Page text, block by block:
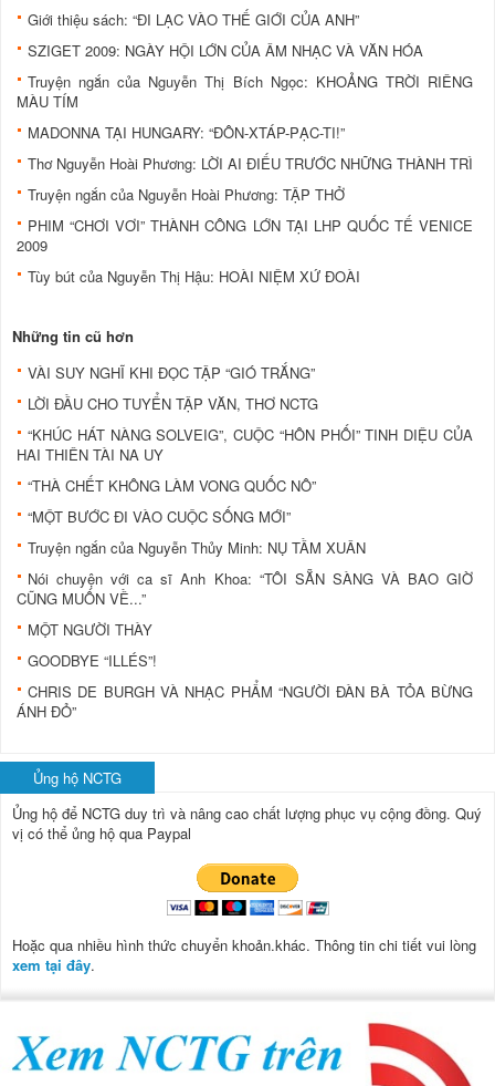
Giới thiệu sách: “ĐI LẠC VÀO THẾ GIỚI CỦA ANH”
SZIGET 2009: NGÀY HỘI LỚN CỦA ÂM NHẠC VÀ VĂN HÓA
Truyện ngắn của Nguyễn Thị Bích Ngọc: KHOẢNG TRỜI RIÊNG
MÀU TÍM
MADONNA TẠI HUNGARY: “ĐÔN-XTÁP-PẠC-TI!”
Thơ Nguyễn Hoài Phương: LỜI AI ĐIẾU TRƯỚC NHỮNG THÀNH TRÌ
Truyện ngắn của Nguyễn Hoài Phương: TẬP THỞ
PHIM “CHƠI VƠI” THÀNH CÔNG LỚN TẠI LHP QUỐC TẾ VENICE
2009
Tùy bút của Nguyễn Thị Hậu: HOÀI NIỆM XỨ ĐOÀI
Những tin cũ hơn
VÀI SUY NGHĨ KHI ĐỌC TẬP “GIÓ TRẮNG”
LỜI ĐẦU CHO TUYỂN TẬP VĂN, THƠ NCTG
“KHÚC HÁT NÀNG SOLVEIG”, CUỘC “HÔN PHỐI” TINH DIỆU CỦA
HAI THIÊN TÀI NA UY
“THÀ CHẾT KHÔNG LÀM VONG QUỐC NÔ”
“MỘT BƯỚC ĐI VÀO CUỘC SỐNG MỚI”
Truyện ngắn của Nguyễn Thủy Minh: NỤ TẦM XUÂN
Nói chuyện với ca sĩ Anh Khoa: “TÔI SẴN SÀNG VÀ BAO GIỜ
CŨNG MUỐN VỀ...”
MỘT NGƯỜI THÀY
GOODBYE “ILLÉS”!
CHRIS DE BURGH VÀ NHẠC PHẨM “NGƯỜI ĐÀN BÀ TỎA BỪNG
ÁNH ĐỎ”
Ủng hộ NCTG
Ủng hộ để NCTG duy trì và nâng cao chất lượng phục vụ cộng đồng. Quý
vị có thể ủng hộ qua Paypal
Hoặc qua nhiều hình thức chuyển khoản.khác. Thông tin chi tiết vui lòng
xem tại đây.